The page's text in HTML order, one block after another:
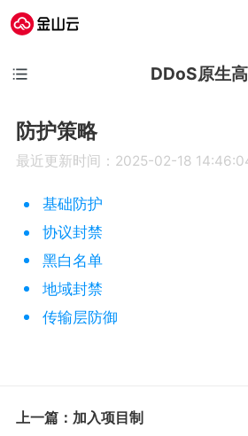
DDoS原生
防护策略
最近更新时间：2025-02-18
基础防护
协议封禁
黑白名单
地域封禁
传输层防御
上一篇：加入项目制